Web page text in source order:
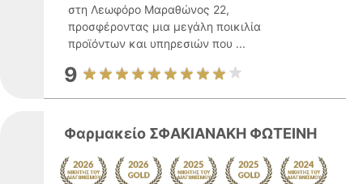
στη Λεωφόρο Μαραθώνος 22,
προσφέροντας μια μεγάλη ποικιλία
προϊόντων και υπηρεσιών που ...
9
Φαρμακείο ΣΦΑΚΙΑΝΑΚΗ ΦΩΤΕΙΝΗ